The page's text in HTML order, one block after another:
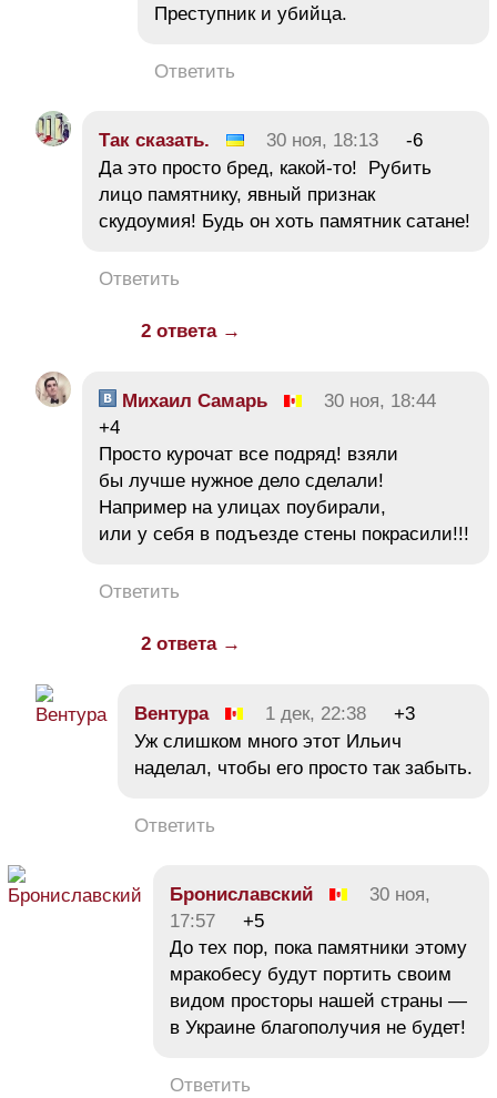
Преступник и убийца.
Ответить
Так сказать. 30 ноя, 18:13
-6
Да это просто бред, какой-то! Рубить
лицо памятнику, явный признак
скудоумия! Будь он хоть памятник сатане!
Ответить
2 ответа →
Михаил Самарь
30 ноя, 18:44
+4
Просто курочат все подряд! взяли
бы лучше нужное дело сделали!
Например на улицах поубирали,
или у себя в подъезде стены покрасили!!!
Ответить
2 ответа →
Вентура 1 дек, 22:38
+3
Уж слишком много этот Ильич
наделал, чтобы его просто так забыть.
Ответить
Брониславский
30 ноя,
17:57
+5
До тех пор, пока памятники этому
мракобесу будут портить своим
видом просторы нашей страны —
в Украине благополучия не будет!
Ответить